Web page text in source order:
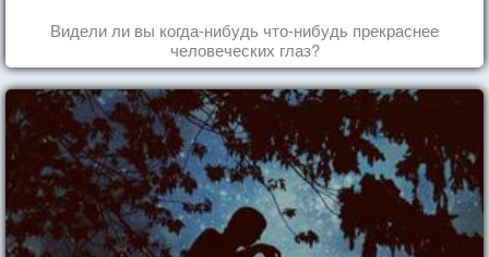
Видели ли вы когда-нибудь что-нибудь прекраснее
человеческих глаз?